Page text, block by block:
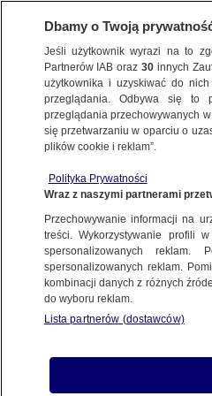
ŚWIAT
umożliwić sięgnięcie
mogą dotrzeć
Maciej Michałek
26.08.2022, 12:00
Chińskie siły powietrzne
pokazały powietrzne
Dbamy o Twoją
Jeśli użytkownik wyrazi na to
Partnerów IAB oraz30 innych
użytkownika i uzyskiwać do
przeglądania. Odbywa się to
przeglądania przechowywanych
się przetwarzaniu w oparciu o
plików cookie i reklam”.
Polityka Prywatności
Wraz z naszymi partnerami
Przechowywanie informacji na
treści. Wykorzystywanie profili
spersonalizowanych reklam.
spersonalizowanych reklam.
kombinacji danych z różnych
do wyboru reklam.
Lista partnerów (dostawców)